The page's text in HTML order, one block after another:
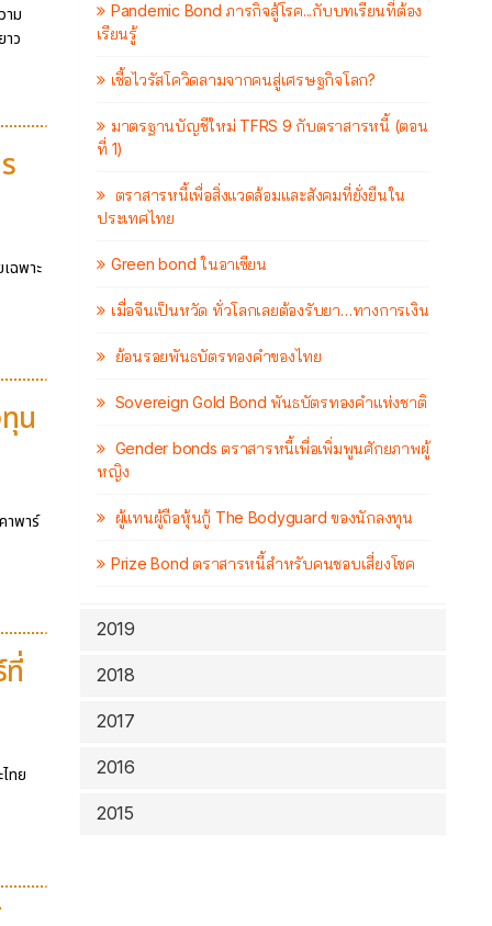
าม
าว
ฉพาะ
น
าพาร์
ที่
ทย
Pandemic Bond ภารกิจสู้โรค...กับบทเรียนที่ต้อง
เรียนรู้
เชื้อไวรัสโควิดลามจากคนสู่เศรษฐกิจโลก?
มาตรฐานบัญชีใหม่ TFRS 9 กับตราสารหนี้ (ตอน
ที่ 1)
ตราสารหนี้เพื่อสิ่งแวดล้อมและสังคมที่ยั่งยืนใน
ประเทศไทย
Green bond ในอาเซียน
เมื่อจีนเป็นหวัด ทั่วโลกเลยต้องรับยา…ทางการเงิน
ย้อนรอยพันธบัตรทองคำของไทย
Sovereign Gold Bond พันธบัตรทองคำแห่งชาติ
Gender bonds ตราสารหนี้เพื่อเพิ่มพูนศักยภาพผู้
หญิง
ผู้แทนผู้ถือหุ้นกู้ The Bodyguard ของนักลงทุน
Prize Bond ตราสารหนี้สำหรับคนชอบเสี่ยงโชค
2019
2018
2017
2016
2015